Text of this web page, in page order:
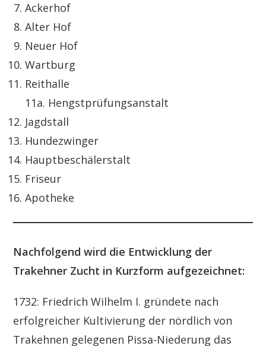
Ackerhof
Alter Hof
Neuer Hof
Wartburg
Reithalle
11a. Hengstprüfungsanstalt
Jagdstall
Hundezwinger
Hauptbeschälerstalt
Friseur
Apotheke
Nachfolgend wird die Entwicklung der
Trakehner Zucht in Kurzform aufgezeichnet:
1732: Friedrich Wilhelm I. gründete nach
erfolgreicher Kultivierung der nördlich von
Trakehnen gelegenen Pissa-Niederung das